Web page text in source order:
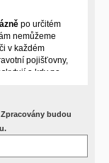
po určitém
nemůžeme
v každém
pojišťovny,
a kdy ne.
pak posoudí
dát
budou